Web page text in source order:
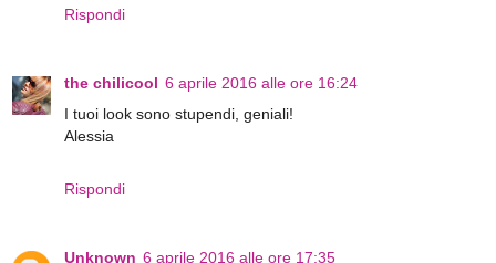
Rispondi
the chilicool 6 aprile 2016 alle ore 16:24
I tuoi look sono stupendi, geniali!
Alessia
Rispondi
Unknown 6 aprile 2016 alle ore 17:35